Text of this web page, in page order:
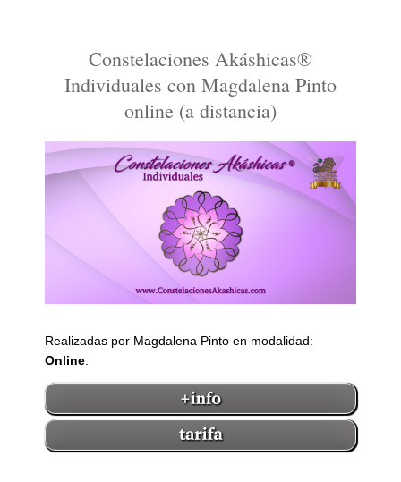
Constelaciones Akáshicas®
Individuales con Magdalena Pinto
online (a distancia)
Realizadas por Magdalena Pinto en modalidad:
Online